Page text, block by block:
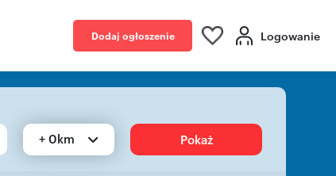
Dodaj ogłoszenie Logowanie
+ 0km Pokaż